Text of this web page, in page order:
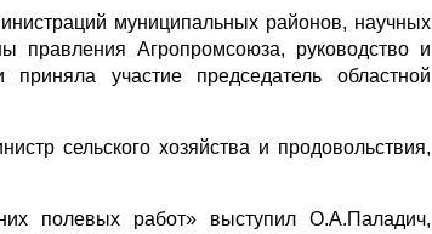
муниципальных районов, научных
правления Агропромсоюза, руководство и
участие председатель областной
сельского хозяйства и продовольствия,
полевых работ» выступил О.А.Паладич,